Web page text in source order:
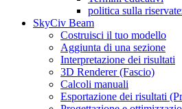
politica sulla
SkyCiv Beam
Costruisci il tuo modello
Aggiunta di una sezione
Interpretazione dei risultati
3D Renderer (Fascio)
Calcoli manuali
Esportazione dei risultati